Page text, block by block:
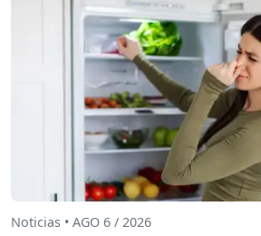
Noticias • AGO 6 / 2026